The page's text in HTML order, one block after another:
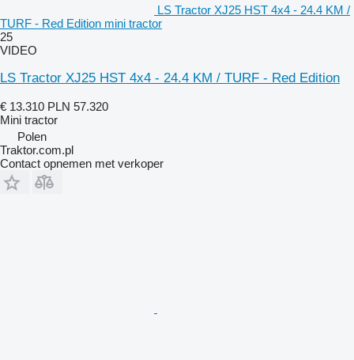
LS Tractor XJ25 HST 4x4 - 24.4 KM /
TURF - Red Edition mini tractor
25
VIDEO
LS Tractor XJ25 HST 4x4 - 24.4 KM / TURF - Red Edition
€ 13.310 PLN 57.320
Mini tractor
Polen
Traktor.com.pl
Contact opnemen met verkoper